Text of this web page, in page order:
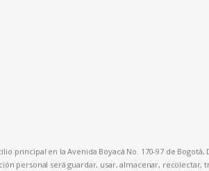
principal en la Avenida Boyacá No. 170-97 de Bogotá,
personal será guardar, usar, almacenar, recolectar,